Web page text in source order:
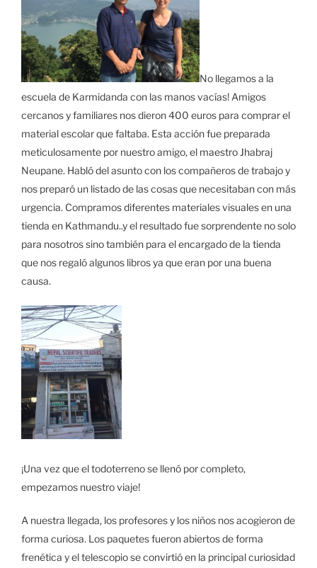
No llegamos a la
escuela de Karmidanda con las manos vacías! Amigos
cercanos y familiares nos dieron 400 euros para comprar el
material escolar que faltaba. Esta acción fue preparada
meticulosamente por nuestro amigo, el maestro Jhabraj
Neupane. Habló del asunto con los compañeros de trabajo y
nos preparó un listado de las cosas que necesitaban con más
urgencia. Compramos diferentes materiales visuales en una
tienda en Kathmandu..y el resultado fue sorprendente no solo
para nosotros sino también para el encargado de la tienda
que nos regaló algunos libros ya que eran por una buena
causa.
¡Una vez que el todoterreno se llenó por completo,
empezamos nuestro viaje!
A nuestra llegada, los profesores y los niños nos acogieron de
forma curiosa. Los paquetes fueron abiertos de forma
frenética y el telescopio se convirtió en la principal curiosidad